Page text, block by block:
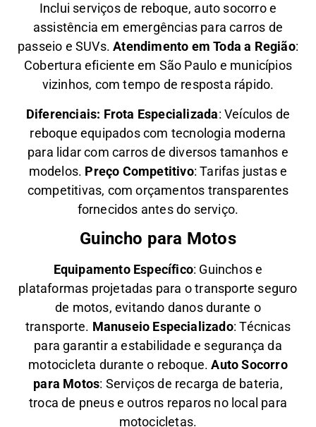
Inclui serviços de reboque, auto socorro e
assistência em emergências para carros de
passeio e SUVs.Atendimento em Toda a Região:
Cobertura eficiente em São Paulo e municípios
vizinhos, com tempo de resposta rápido.
Diferenciais: Frota Especializada: Veículos de
reboque equipados com tecnologia moderna
para lidar com carros de diversos tamanhos e
modelos. Preço Competitivo: Tarifas justas e
competitivas, com orçamentos transparentes
fornecidos antes do serviço.
Guincho para Motos
Equipamento Específico: Guinchos e
plataformas projetadas para o transporte seguro
de motos, evitando danos durante o
transporte. Manuseio Especializado: Técnicas
para garantir a estabilidade e segurança da
motocicleta durante o reboque.Auto Socorro
para Motos: Serviços de recarga de bateria,
troca de pneus e outros reparos no local para
motocicletas.